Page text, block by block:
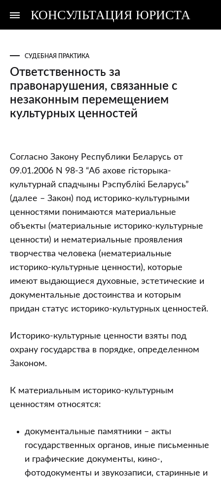
КОНСУЛЬТАЦИЯ ЮРИСТА
Консультация
Консультация
СУДЕБНАЯ ПРАКТИКА
Ответственность за
правонарушения, связанные с
незаконным перемещением
культурных ценностей
Ответственность
за
правонарушения,
связанные
с
незаконным
перемещением
культурных
ценностей
Согласно Закону Республики Беларусь от
09.01.2006 N 98-З “Аб ахове гiсторыка-
культурнай спадчыны Рэспублiкi Беларусь”
(далее – Закон) под историко-культурными
ценностями понимаются материальные
объекты (материальные историко-культурные
ценности) и нематериальные проявления
творчества человека (нематериальные
историко-культурные ценности), которые
имеют выдающиеся духовные, эстетические и
документальные достоинства и которым
придан статус историко-культурных ценностей.
Историко-культурные ценности взяты под
охрану государства в порядке, определенном
Законом.
К материальным историко-культурным
ценностям относятся:
документальные памятники – акты
государственных органов, иные письменные
и графические документы, кино-,
фотодокументы и звукозаписи, старинные и